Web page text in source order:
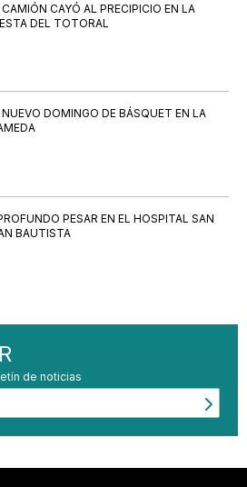
CAYÓ AL PRECIPICIO EN LA
DEL TOTORAL
DOMINGO DE BÁSQUET EN LA
PESAR EN EL HOSPITAL SAN
BAUTISTA
de noticias